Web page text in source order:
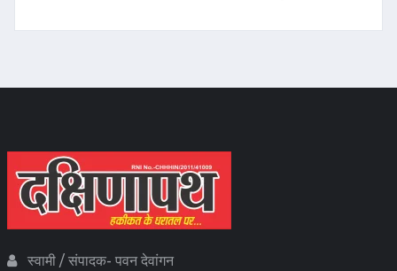
स्वामी / संपादक- पवन देवांगन